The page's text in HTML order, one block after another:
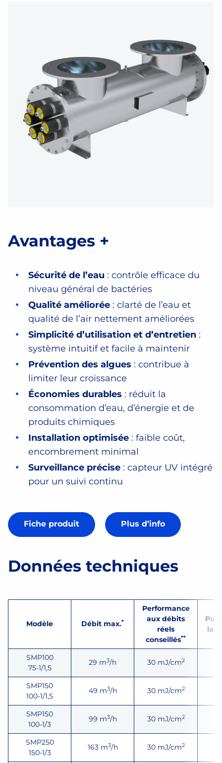
Avantages +
Sécurité de l’eau : contrôle efficace du
niveau général de bactéries
Qualité améliorée : clarté de l’eau et
qualité de l’air nettement améliorées
Simplicité d’utilisation et d’entretien :
système intuitif et facile à maintenir
Prévention des algues : contribue à
limiter leur croissance
Économies durables : réduit la
consommation d’eau, d’énergie et de
produits chimiques
Installation optimisée : faible coût,
encombrement minimal
Surveillance précise : capteur UV intégré
pour un suivi continu
Fiche produit Plus d’info
Données techniques
Modèle Débit max.*
Performance
aux débits
réels
conseillés**
la
SMP100
75-1/1,5
29 m3/h 30 mJ/cm2 1
SMP150
100-1/1,5
49 m3/h 30 mJ/cm2 1
SMP150
100-1/3
99 m3/h 30 mJ/cm2
SMP250
150-1/3
163 m3/h 30 mJ/cm2